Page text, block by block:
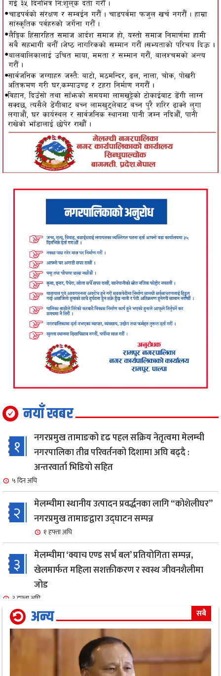
नयाँ खबर
१
नगरप्रमुख तामाङको दृढ पहल सक्रिय नेतृत्वमा मेलम्ची
नगरपालिका तीव्र परिवर्तनको दिशामा अघि बढ्दै :
अन्तरवार्ता भिडियो सहित
५ दिन अघि
२
मेलम्चीमा स्थानीय उत्पादन प्रवर्द्धनका लागि “कोशेलीघर”
नगरप्रमुख तामाङद्वारा उद्घाटन सम्पन्न
१ हफ्ता अघि
३
मेलम्चीमा ‘क्याच एण्ड सर्भ बल’ प्रतियोगिता सम्पन्न,
खेलमार्फत महिला सशक्तीकरण र स्वस्थ जीवनशैलीमा
जोड
३ हफ्ता अघि
४
एक सफल बाइक मेकानिक उमेश सोनामको अभिनय क्षेत्रमा
दमदार ईन्ट्री,नायिका गरिमा संग रोमान्स: हेर्नुहोस भिडियो ।
अन्य सबै